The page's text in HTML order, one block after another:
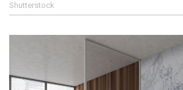
Shutterstock